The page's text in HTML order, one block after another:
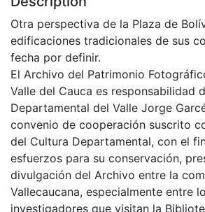
Otra perspectiva de la Plaza de
edificaciones tradicionales de sus
fecha por definir.
El Archivo del Patrimonio
Valle del Cauca es responsabilidad
Departamental del Valle Jorge
convenio de cooperación suscrito
del Cultura Departamental, con el
esfuerzos para su conservación,
divulgación del Archivo entre la
Vallecaucana, especialmente entre
investigadores que visitan la